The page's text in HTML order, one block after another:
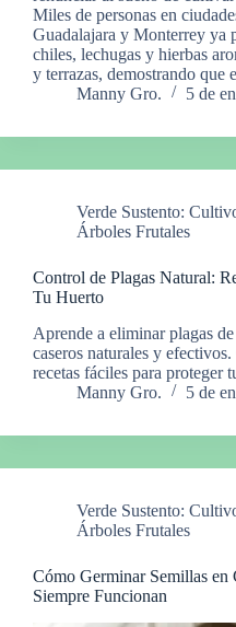
Miles de personas en
Guadalajara y Monterrey ya
chiles, lechugas y hierbas
y terrazas, demostrando que
Manny Gro.
5 de
Verde Sustento:
Árboles Frutales
Control de Plagas Natural:
Tu Huerto
Aprende a eliminar plagas
caseros naturales y
recetas fáciles para proteger
Manny Gro.
5 de
Verde Sustento:
Árboles Frutales
Cómo Germinar Semillas en
Siempre Funcionan